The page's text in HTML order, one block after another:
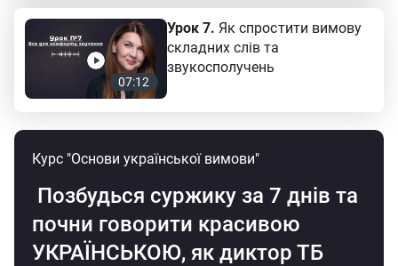
07:12
Урок 7. Як спростити вимову
складних слів та
звукосполучень
Курс "Основи української вимови"
Позбудься суржику за 7 днів та
почни говорити красивою
УКРАЇНСЬКОЮ, як диктор ТБ